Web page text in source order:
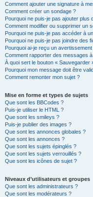
Comment ajouter une signature à
Comment créer un sondage ?
Pourquoi ne puis-je pas ajouter plus
Comment modifier ou supprimer un
Pourquoi ne puis-je pas accéder à
Pourquoi ne puis-je pas joindre des
Pourquoi ai-je reçu un avertissement
Comment rapporter des messages
À quoi sert le bouton «
Pourquoi mon message doit être
Comment remonter mon sujet ?
Mise en forme et types de sujets
Que sont les BBCodes ?
Puis-je utiliser le HTML ?
Que sont les smileys ?
Puis-je publier des images ?
Que sont les annonces globales ?
Que sont les annonces ?
Que sont les sujets épinglés ?
Que sont les sujets verrouillés ?
Que sont les icônes de sujet ?
Niveaux d’utilisateurs et groupes
Que sont les administrateurs ?
Que sont les modérateurs ?